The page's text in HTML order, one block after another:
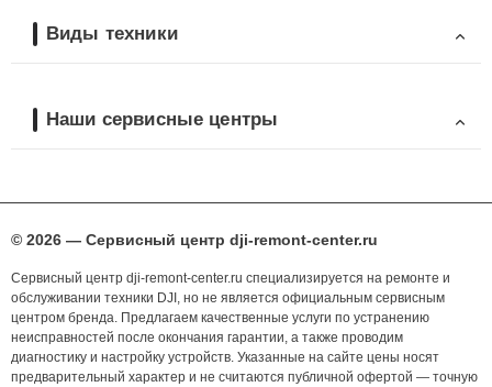
Виды техники
Наши сервисные центры
© 2026 — Сервисный центр dji-remont-center.ru
Сервисный центр dji-remont-center.ru специализируется на ремонте и
обслуживании техники DJI, но не является официальным сервисным
центром бренда. Предлагаем качественные услуги по устранению
неисправностей после окончания гарантии, а также проводим
диагностику и настройку устройств. Указанные на сайте цены носят
предварительный характер и не считаются публичной офертой — точную